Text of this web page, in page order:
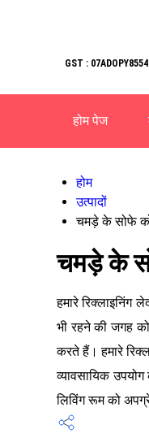
GST :
होम पेज
होम
उत्पादों
चमड़े के सोफे
चमड़े के
हमारे रिक्लाइनिंग
भी रहने की जगह
करते हैं। हमारे
व्यावसायिक
लिविंग रूम को